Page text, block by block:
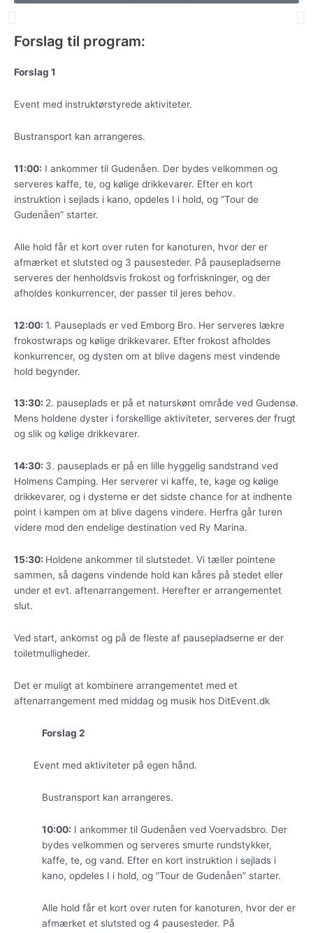
Forslag til program:
Forslag 1
Event med instruktørstyrede aktiviteter.
Bustransport kan arrangeres.
11:00: I ankommer til Gudenåen. Der bydes velkommen og
serveres kaffe, te, og kølige drikkevarer. Efter en kort
instruktion i sejlads i kano, opdeles I i hold, og “Tour de
Gudenåen” starter.
Alle hold får et kort over ruten for kanoturen, hvor der er
afmærket et slutsted og 3 pausesteder. På pausepladserne
serveres der henholdsvis frokost og forfriskninger, og der
afholdes konkurrencer, der passer til jeres behov.
12:00: 1. Pauseplads er ved Emborg Bro. Her serveres lækre
frokostwraps og kølige drikkevarer. Efter frokost afholdes
konkurrencer, og dysten om at blive dagens mest vindende
hold begynder.
13:30: 2. pauseplads er på et naturskønt område ved Gudensø.
Mens holdene dyster i forskellige aktiviteter, serveres der frugt
og slik og kølige drikkevarer.
14:30: 3. pauseplads er på en lille hyggelig sandstrand ved
Holmens Camping. Her serverer vi kaffe, te, kage og kølige
drikkevarer, og i dysterne er det sidste chance for at indhente
point i kampen om at blive dagens vindere. Herfra går turen
videre mod den endelige destination ved Ry Marina.
15:30: Holdene ankommer til slutstedet. Vi tæller pointene
sammen, så dagens vindende hold kan kåres på stedet eller
under et evt. aftenarrangement. Herefter er arrangementet
slut.
Ved start, ankomst og på de fleste af pausepladserne er der
toiletmulligheder.
Det er muligt at kombinere arrangementet med et
aftenarrangement med middag og musik hos DitEvent.dk
Forslag 2
Event med aktiviteter på egen hånd.
Bustransport kan arrangeres.
10:00: I ankommer til Gudenåen ved Voervadsbro. Der
bydes velkommen og serveres smurte rundstykker,
kaffe, te, og vand. Efter en kort instruktion i sejlads i
kano, opdeles I i hold, og “Tour de Gudenåen” starter.
Alle hold får et kort over ruten for kanoturen, hvor der er
afmærket et slutsted og 4 pausesteder. På